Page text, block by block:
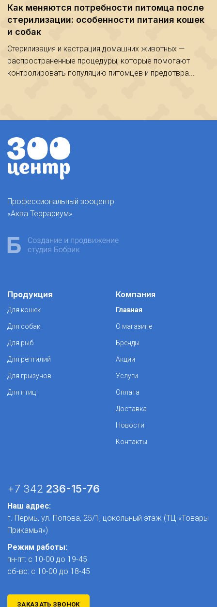
Как меняются потребности питомца после
стерилизации: особенности питания кошек
и собак
Стерилизация и кастрация домашних животных —
распространенные процедуры, которые помогают
контролировать популяцию питомцев и предотвра...
Профессиональный зооцентр
«Аква Террариум»
Продукция
Для кошек
Для собак
Для рыб
Для рептилий
Для грызунов
Для птиц
Компания
Главная
О магазине
Бренды
Акции
Услуги
Оплата
Доставка
Новости
Контакты
+7 342 236-15-76
Наш адрес:
г. Пермь, ул. Попова, 25/1​, цокольный этаж (ТЦ «Товары
Прикамья»)
Режим работы:
пн-пт: с 10-00 до 19-45
сб-вс: с 10-00 до 18-45
ЗАКАЗАТЬ ЗВОНОК